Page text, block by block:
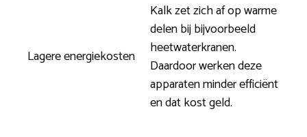
Lagere energiekosten
Kalk zet zich af op warme
delen bij bijvoorbeeld
heetwaterkranen.
Daardoor werken deze
apparaten minder efficiënt
en dat kost geld.